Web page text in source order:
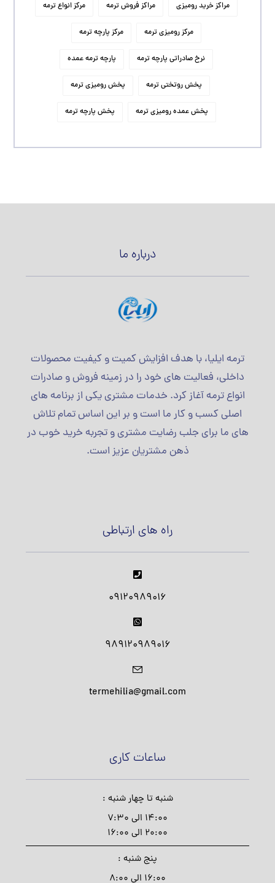
مراکز خرید رومیزی مراکز فروش ترمه مرکز انواع ترمه
مرکز رومیزی ترمه مرکز پارچه ترمه
نرخ صادراتی پارچه ترمه پارچه ترمه عمده
پخش روتختی ترمه پخش رومیزی ترمه
پخش عمده رومیزی ترمه پخش پارچه ترمه
درباره ما
ترمه ایلیا، با هدف افزایش کمیت و کیفیت محصولات
داخلی، فعالیت های خود را در زمینه فروش و صادرات
انواع ترمه آغاز کرد. خدمات مشتری یکی از برنامه های
اصلی کسب و کار ما است و بر این اساس تمام تلاش
های ما برای جلب رضایت مشتری و تجربه خرید خوب در
ذهن مشتریان عزیز است.
راه های ارتباطی
09120989016
989120989016
termehilia@gmail.com
ساعات کاری
شنبه تا چهار شنبه :
14:00 الی 7:30
20:00 الی 16:00
پنج شنبه :
16:00 الی 8:00